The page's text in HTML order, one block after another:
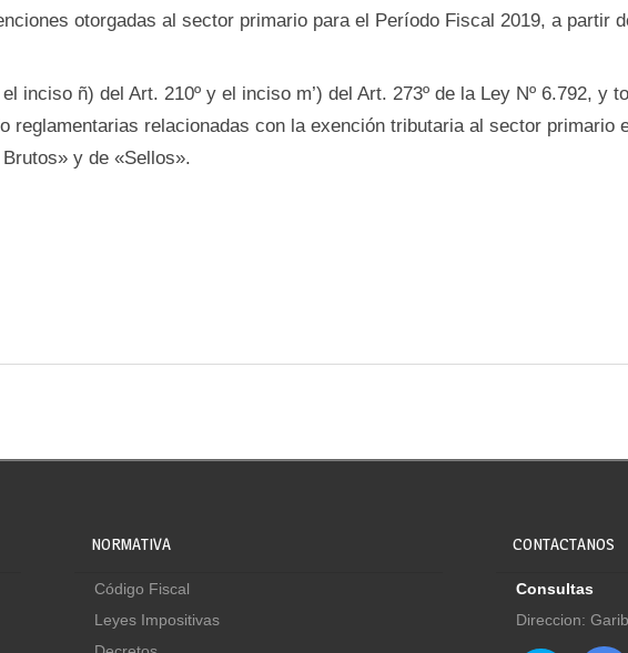
otorgadas al sector primario para el Período Fiscal 2019, a partir
el inciso ñ) del Art. 210º y el inciso m’) del Art. 273º de la Ley Nº 6.792, y
reglamentarias relacionadas con la exención tributaria al sector primario
y de «Sellos».
NORMATIVA
Código Fiscal
Leyes Impositivas
CONTACTANOS
Consultas
Direccion: